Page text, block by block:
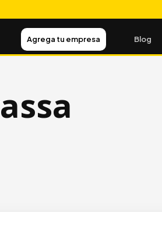
Agrega tu empresa Blog